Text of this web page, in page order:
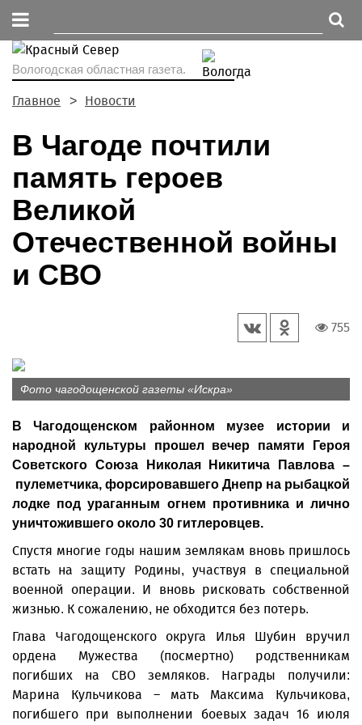
Вологодская областная газета.
Главное Новости
В Чагоде почтили
память героев
Великой
Отечественной войны
и СВО
755
Фото чагодощенской газеты «Искра»
В Чагодощенском районном музее истории и
народной культуры прошел вечер памяти Героя
Советского Союза Николая Никитича Павлова –
пулеметчика, форсировавшего Днепр на рыбацкой
лодке под ураганным огнем противника и лично
уничтожившего около 30 гитлеровцев.
Спустя многие годы нашим землякам вновь пришлось
встать на защиту Родины, участвуя в специальной
военной операции. И вновь рисковать собственной
жизнью. К сожалению, не обходится без потерь.
Глава Чагодощенского округа Илья Шубин вручил
ордена Мужества (посмертно) родственникам
погибших на СВО земляков. Награды получили:
Марина Кульчикова – мать Максима Кульчикова,
погибшего при выполнении боевых задач 16 июля